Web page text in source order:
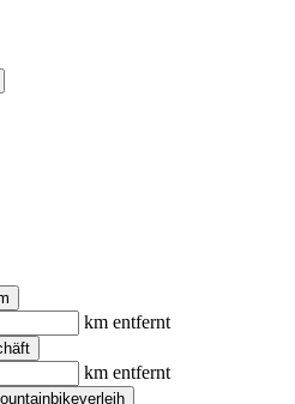
km entfernt
km entfernt